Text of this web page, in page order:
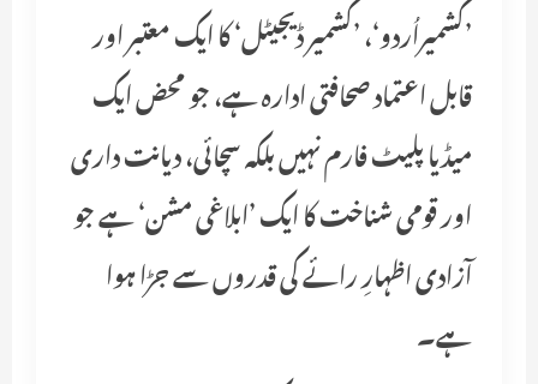
’کشمیراُردو‘، ’کشمیر ڈیجیٹل‘ کا ایک معتبر اور
قابل اعتماد صحافتی ادارہ ہے، جو محض ایک
میڈیا پلیٹ فارم نہیں بلکہ سچائی، دیانت داری
اور قومی شناخت کا ایک ’ابلاغی مشن‘ ہے جو
آزادی اظہارِ رائے کی قدروں سے جڑا ہوا
ہے۔